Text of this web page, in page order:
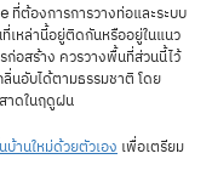
ต้องการการวางท่อและระบบ
เหล่านี้อยู่ติดกันหรืออยู่ในแนว
ก่อสร้าง ควรวางพื้นที่ส่วนนี้ไว้
นอับได้ตามธรรมชาติ โดย
าดในฤดูฝน
บ้านใหม่ด้วยตัวเอง เพื่อเตรียม